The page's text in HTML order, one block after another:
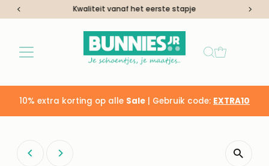
Ga naar inhoudKwaliteit vanaf het eerste stapje
10% extra korting op alle Sale | Gebruik code: EXTRA10